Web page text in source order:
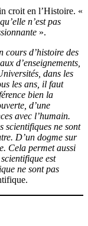
croit en l’Histoire. «
n’est pas
».
cours d’histoire des
d’enseignements,
dans les
les ans, il faut
bien la
d’une
avec l’humain.
scientifiques ne sont
D’un dogme sur
Cela permet aussi
est
ne sont pas